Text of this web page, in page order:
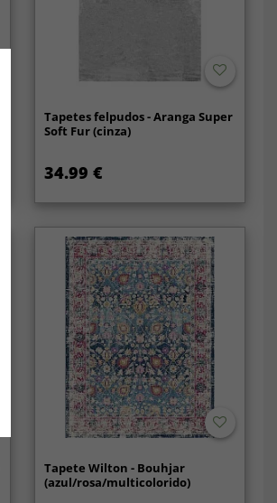
Tapetes felpudos - Aranga Super
Soft Fur (cinza)
34.99 €
Tapete Wilton - Bouhjar
(azul/rosa/multicolorido)